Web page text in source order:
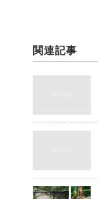
関連記事